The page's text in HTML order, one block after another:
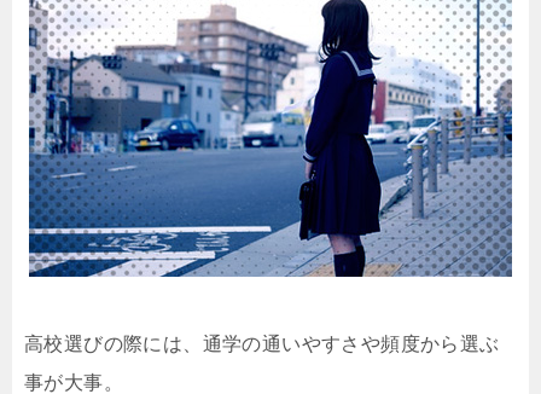
高校選びの際には、通学の通いやすさや頻度から選ぶ
事が大事。